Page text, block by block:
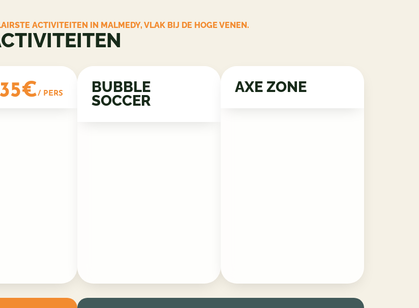
ACTIVITEITEN IN MALMEDY, VLAK BIJ DE HOGE VENEN.
35€/ PERS BUBBLE
SOCCER
AXE ZONE